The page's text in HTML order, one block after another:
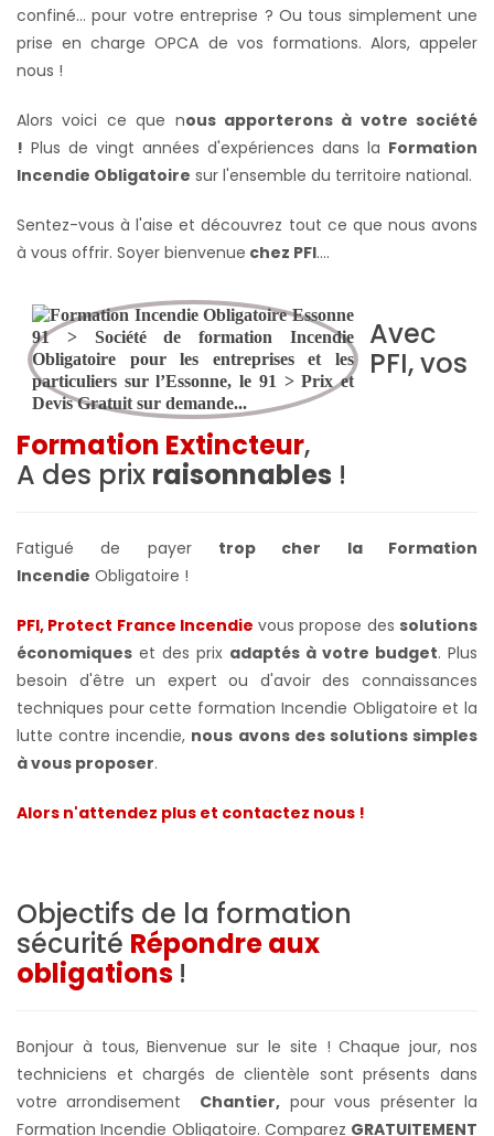
confiné... pour votre entreprise ? Ou tous simplement une
prise en charge OPCA de vos formations. Alors, appeler
nous !
Alors voici ce que nous apporterons à votre société
! Plus de vingt années d'expériences dans la Formation
Incendie Obligatoire sur l'ensemble du territoire national.
Sentez-vous à l'aise et découvrez tout ce que nous avons
à vous offrir. Soyer bienvenue chez PFI….
Avec
PFI, vos
Formation Extincteur,
A des prix raisonnables !
Fatigué de payer trop cher la Formation
Incendie Obligatoire !
PFI, Protect France Incendie vous propose dessolutions
économiques et des prix adaptés à votre budget. Plus
besoin d'être un expert ou d'avoir des connaissances
techniques pour cette formation Incendie Obligatoire et la
lutte contre incendie, nous avons des solutions simples
à vous proposer.
Alors n'attendez plus et contactez nous !
Objectifs de la formation
sécurité Répondre aux
obligations !
Bonjour à tous, Bienvenue sur le site ! Chaque jour, nos
techniciens et chargés de clientèle sont présents dans
votre arrondisement Chantier, pour vous présenter la
Formation Incendie Obligatoire. Comparez GRATUITEMENT